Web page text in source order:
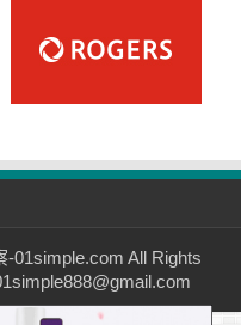
01simple.com All Rights